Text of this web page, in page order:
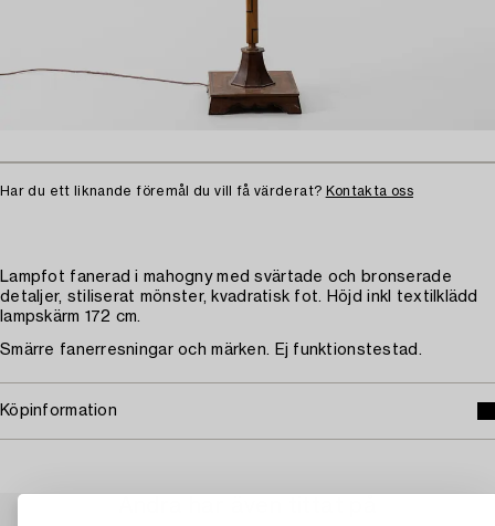
Har du ett liknande föremål du vill få värderat? Kontakta oss
Lampfot fanerad i mahogny med svärtade och bronserade
detaljer, stiliserat mönster, kvadratisk fot. Höjd inkl textilklädd
lampskärm 172 cm.
Smärre fanerresningar och märken. Ej funktionstestad.
Köpinformation